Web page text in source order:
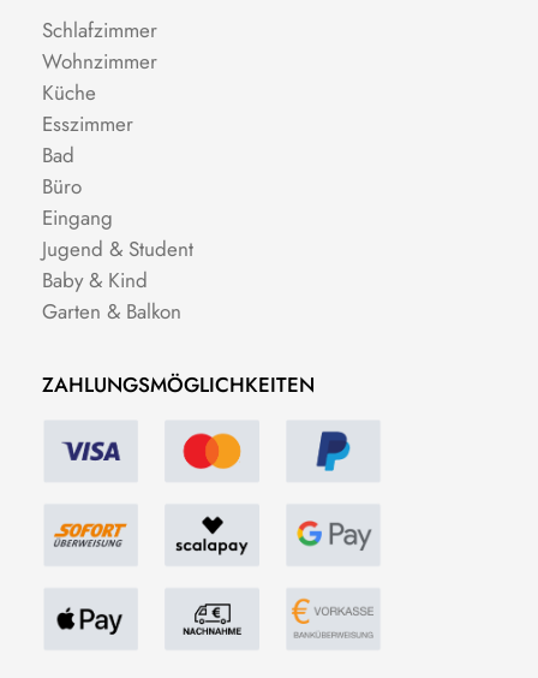
Schlafzimmer
Wohnzimmer
Küche
Esszimmer
Bad
Büro
Eingang
Jugend & Student
Baby & Kind
Garten & Balkon
ZAHLUNGSMÖGLICHKEITEN